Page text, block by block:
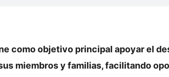
como objetivo principal apoyar el
miembros y familias, facilitando